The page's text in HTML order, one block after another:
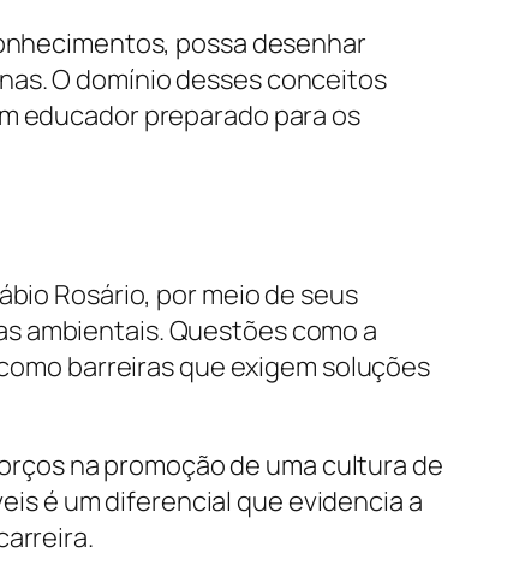
possa desenhar
O domínio desses conceitos
educador preparado para os
Rosário, por meio de seus
ambientais. Questões como a
barreiras que exigem soluções
na promoção de uma cultura de
é um diferencial que evidencia a